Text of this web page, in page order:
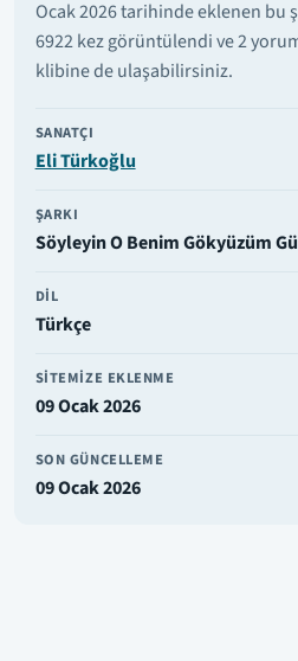
Ocak 2026 tarihinde eklenen bu
6922 kez görüntülendi ve 2
klibine de ulaşabilirsiniz.
SANATÇI
Eli Türkoğlu
ŞARKI
Söyleyin O Benim Gökyüzüm
DIL
Türkçe
SITEMIZE EKLENME
09 Ocak 2026
SON GÜNCELLEME
09 Ocak 2026